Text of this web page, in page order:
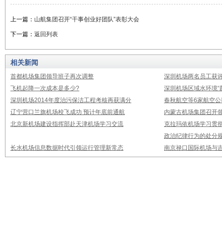
上一篇： 山航集团召开“干事创业好团队”表彰大会
下一篇： 返回列表
相关新闻
首都机场集团领导班子再次调整
深圳机场两名员工获
飞机起降一次成本是多少?
深圳机场区域水环境“
深圳机场2014年度治污保洁工程考核再获满分
春秋航空等6家航空
辽宁营口兰旗机场校飞成功 预计年底前通航
内蒙古机场集团召开
北京新机场建设指挥部赴天津机场学习交流
克拉玛依机场学习贯
政治纪律行为的处分
长水机场信息数据时代引领运行管理新常态
南京禄口国际机场与